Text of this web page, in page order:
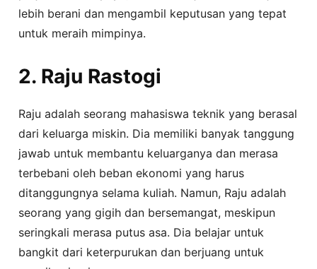
lebih berani dan mengambil keputusan yang tepat
untuk meraih mimpinya.
2. Raju Rastogi
Raju adalah seorang mahasiswa teknik yang berasal
dari keluarga miskin. Dia memiliki banyak tanggung
jawab untuk membantu keluarganya dan merasa
terbebani oleh beban ekonomi yang harus
ditanggungnya selama kuliah. Namun, Raju adalah
seorang yang gigih dan bersemangat, meskipun
seringkali merasa putus asa. Dia belajar untuk
bangkit dari keterpurukan dan berjuang untuk